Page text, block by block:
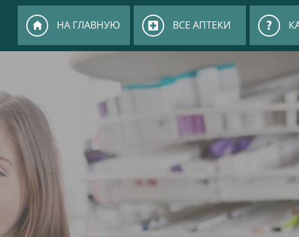
НА ГЛАВНУЮ ВСЕ АПТЕКИ